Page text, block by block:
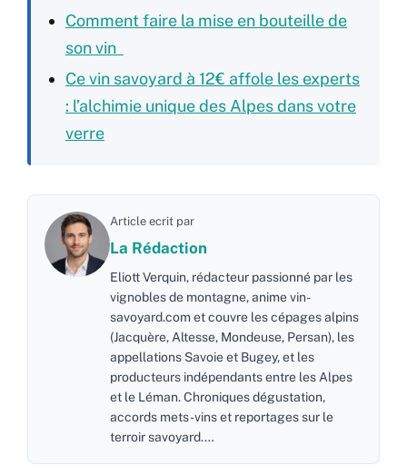
Comment faire la mise en bouteille de
son vin
Ce vin savoyard à 12€ affole les experts
: l’alchimie unique des Alpes dans votre
verre
Article ecrit par
La Rédaction
Eliott Verquin, rédacteur passionné par les
vignobles de montagne, anime vin-
savoyard.com et couvre les cépages alpins
(Jacquère, Altesse, Mondeuse, Persan), les
appellations Savoie et Bugey, et les
producteurs indépendants entre les Alpes
et le Léman. Chroniques dégustation,
accords mets-vins et reportages sur le
terroir savoyard.…